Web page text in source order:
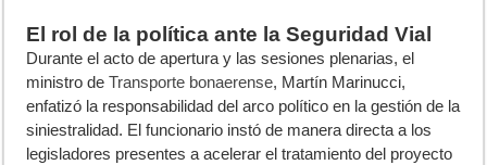
El rol de la política ante la Seguridad Vial
Durante el acto de apertura y las sesiones plenarias, el
ministro de Transporte bonaerense, Martín Marinucci,
enfatizó la responsabilidad del arco político en la gestión de la
siniestralidad. El funcionario instó de manera directa a los
legisladores presentes a acelerar el tratamiento del proyecto